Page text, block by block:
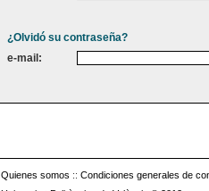
¿Olvidó su contraseña?
e-mail:
Quienes somos :: Condiciones generales de